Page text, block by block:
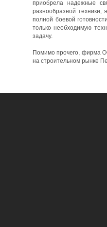
приобрела надежные
разнообразной техники,
полной боевой
только необходимую
задачу.
Помимо прочего, фирма
на строительном рынке